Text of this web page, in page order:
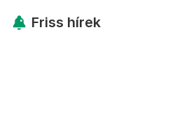
Friss hírek